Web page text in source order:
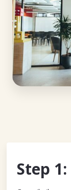
Step 1: